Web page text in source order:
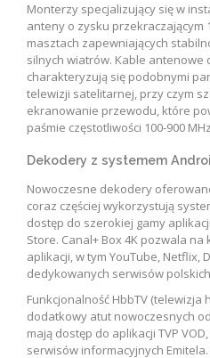
Monterzy specjalizujący się w
anteny o zysku przekraczającym
masztach zapewniających
silnych wiatrów. Kable antenowe
charakteryzują się podobnymi
telewizji satelitarnej, przy czym
ekranowanie przewodu, które
paśmie częstotliwości 100-900
Dekodery z systemem
Nowoczesne dekodery
coraz częściej wykorzystują
dostęp do szerokiej gamy
Store. Canal+ Box 4K pozwala
aplikacji, w tym YouTube, Netflix,
dedykowanych serwisów
Funkcjonalność HbbTV (telewizja
dodatkowy atut nowoczesnych
mają dostęp do aplikacji TVP
serwisów informacyjnych